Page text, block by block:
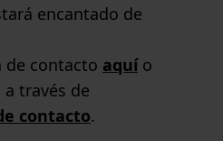
encantado de
de contacto aquío
través de
contacto.